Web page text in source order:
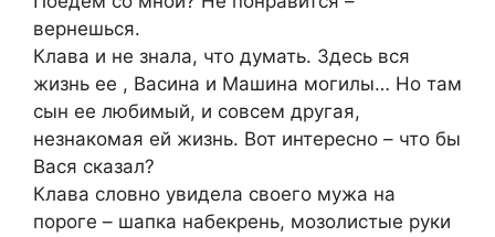
вернешься.
Клава и не знала, что думать. Здесь вся
жизнь ее , Васина и Машина могилы… Но там
сын ее любимый, и совсем другая,
незнакомая ей жизнь. Вот интересно – что бы
Вася сказал?
Клава словно увидела своего мужа на
пороге – шапка набекрень, мозолистые руки